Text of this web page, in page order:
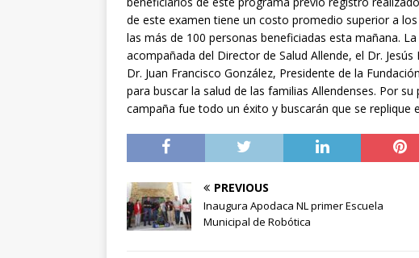
de este examen tiene un costo promedio superior a
las más de 100 personas beneficiadas esta mañana.
acompañada del Director de Salud Allende, el Dr.
Dr. Juan Francisco González, Presidente de la
para buscar la salud de las familias Allendenses. Por
campaña fue todo un éxito y buscarán que se replique
PREVIOUS
Inaugura Apodaca NL primer Escuela
Municipal de Robótica